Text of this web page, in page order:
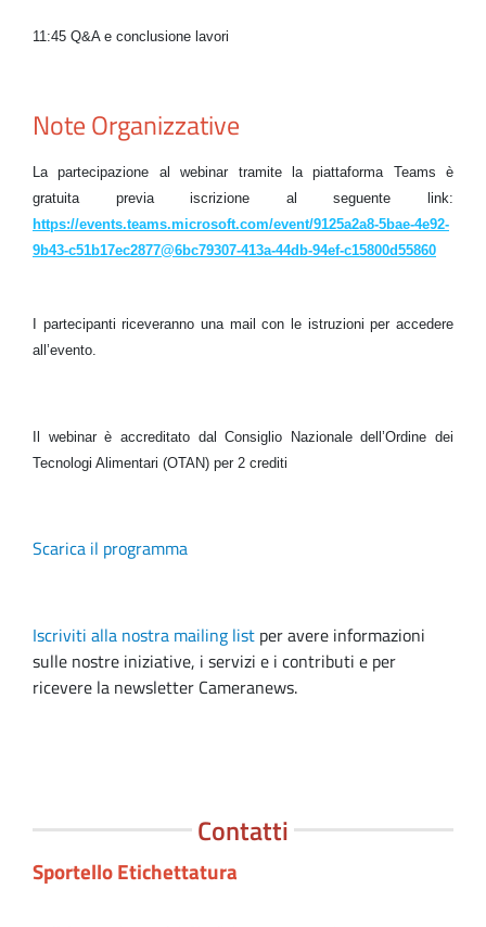
11:45 Q&A e conclusione lavori
Note Organizzative
La partecipazione al webinar tramite la piattaforma Teams è
gratuita previa iscrizione al seguente link:
https://events.teams.microsoft.com/event/9125a2a8-5bae-4e92-
9b43-c51b17ec2877@6bc79307-413a-44db-94ef-c15800d55860
I partecipanti riceveranno una mail con le istruzioni per accedere
all’evento.
Il webinar è accreditato dal Consiglio Nazionale dell’Ordine dei
Tecnologi Alimentari (OTAN) per 2 crediti
Scarica il programma
Iscriviti alla nostra mailing list per avere informazioni
sulle nostre iniziative, i servizi e i contributi e per
ricevere la newsletter Cameranews.
Contatti
Sportello Etichettatura